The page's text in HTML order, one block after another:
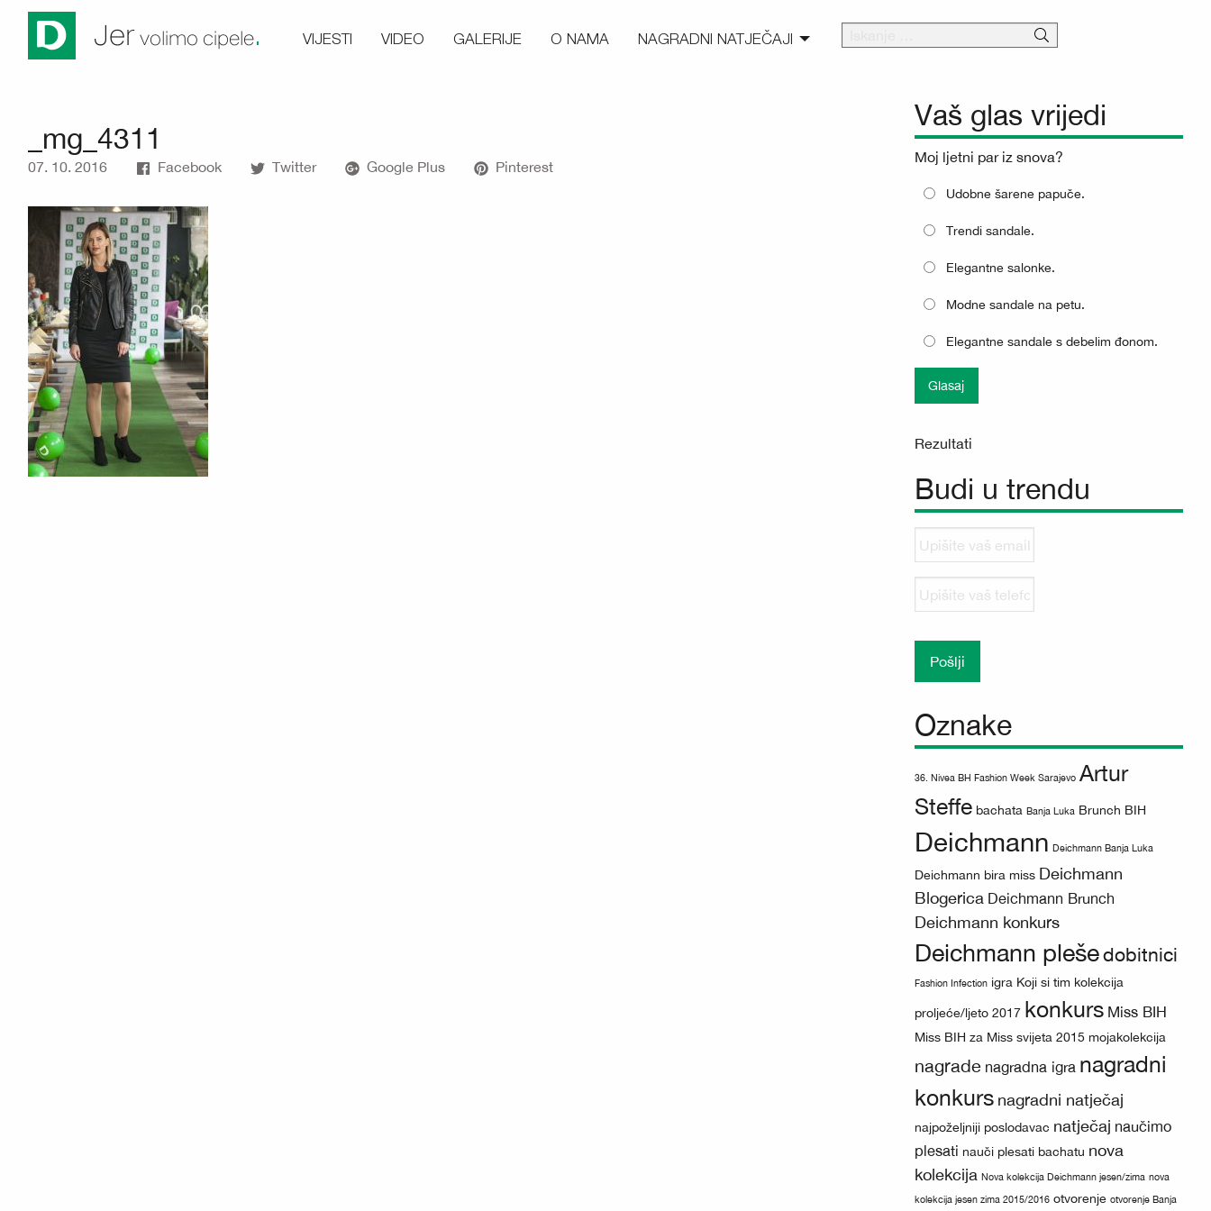
Jer volimo cipele. VIJESTI VIDEO GALERIJE O NAMA NAGRADNI NATJEČAJI
_mg_4311
07. 10. 2016 Facebook Twitter Google Plus Pinterest
Vaš glas vrijedi
Moj ljetni par iz snova?
Udobne šarene papuče.
Trendi sandale.
Elegantne salonke.
Modne sandale na petu.
Elegantne sandale s debelim đonom.
Glasaj
Rezultati
Budi u trendu
vaš
vaš
broj
Oznake
36. Nivea BH Fashion Week Sarajevo Artur
Steffe bachata Banja Luka Brunch BIH
Deichmann Deichmann Banja Luka
Deichmann bira miss Deichmann
Blogerica Deichmann Brunch
Deichmann konkurs
Deichmann plešedobitnici
Fashion Infection igra Koji si tim kolekcija
proljeće/ljeto 2017 konkurs Miss BIH
Miss BIH za Miss svijeta 2015 mojakolekcija
nagrade nagradna igra nagradni
konkurs nagradni natječaj
najpoželjniji poslodavac natječaj naučimo
plesati nauči plesati bachatu nova
kolekcija Nova kolekcija Deichmann jesen/zima nova
kolekcija jesen zima 2015/2016 otvorenje otvorenje Banja